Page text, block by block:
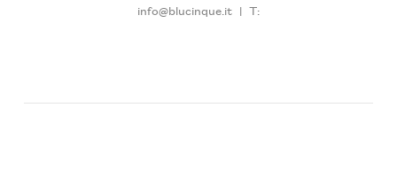
info@blucinque.it | T: